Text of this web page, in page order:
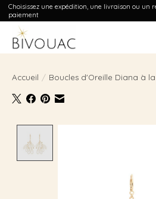
Choisissez une expédition, une livraison ou un
paiement
Accueil / Boucles d'Oreille Diana à